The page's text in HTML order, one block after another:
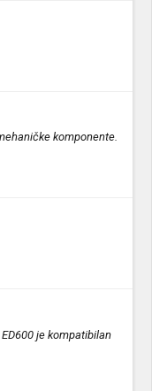
komponente.
je kompatibilan